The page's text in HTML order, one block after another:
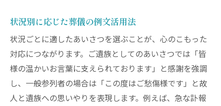
状況別に応じた葬儀の例文活用法
状況ごとに適したあいさつを選ぶことが、心のこもった
対応につながります。ご遺族としてのあいさつでは「皆
様の温かいお言葉に支えられております」と感謝を強調
し、一般参列者の場合は「この度はご愁傷様です」と故
人と遺族への思いやりを表現します。例えば、急な訃報